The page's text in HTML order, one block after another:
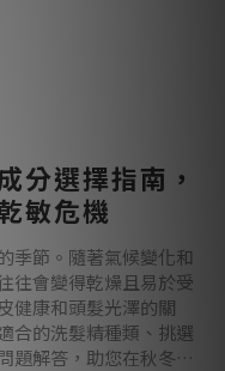
皮水分流失加劇，從
也會使頭皮角質層增
分選擇指南，
敏危機
季節。隨著氣候變化和
往會變得乾燥且易於受
健康和頭髮光澤的關
合的洗髮精種類、挑選
題解答，助您在秋冬季